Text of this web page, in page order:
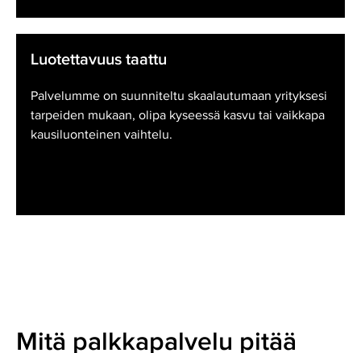
Luotettavuus taattu
Palvelumme on suunniteltu skaalautumaan yrityksesi
tarpeiden mukaan, olipa kyseessä kasvu tai vaikkapa
kausiluonteinen vaihtelu.
Mitä palkkapalvelu pitää